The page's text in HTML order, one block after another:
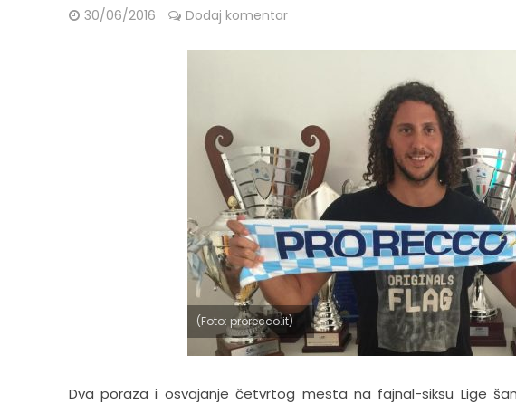
30/06/2016 Dodaj komentar
(Foto: prorecco.it)
Dva poraza i osvajanje četvrtog mesta na fajnal-siksu Lige